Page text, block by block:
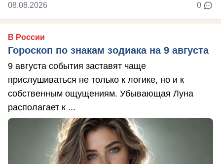
08.08.2026 0
В России
Гороскоп по знакам зодиака на 9 августа
9 августа события заставят чаще
прислушиваться не только к логике, но и к
собственным ощущениям. Убывающая Луна
располагает к ...